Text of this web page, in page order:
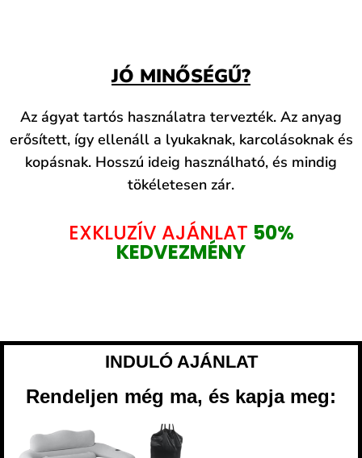
JÓ MINŐSÉGŰ?
Az ágyat tartós használatra tervezték. Az anyag
erősített, így ellenáll a lyukaknak, karcolásoknak és
kopásnak. Hosszú ideig használható, és mindig
tökéletesen zár.
EXKLUZÍV AJÁNLAT 50%
KEDVEZMÉNY
INDULÓ AJÁNLAT
Rendeljen még ma, és kapja meg: